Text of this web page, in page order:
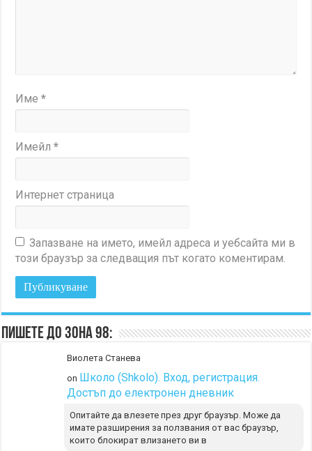
Име*
Имейл*
Интернет страница
Запазване на името, имейл адреса и уебсайта ми в
този браузър за следващия път когато коментирам.
Пишете до Зона 98:
Виолета Станева
on Школо (Shkolo). Вход, регистрация.
Достъп до електронен дневник
Опитайте да влезете през друг браузър. Може да
имате разширения за ползвания от вас браузър,
които блокират влизането ви в